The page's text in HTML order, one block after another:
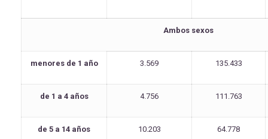
Ambos sexos
menores de 1 año 3.569 135.433
de 1 a 4 años 4.756 111.763
de 5 a 14 años 10.203 64.778